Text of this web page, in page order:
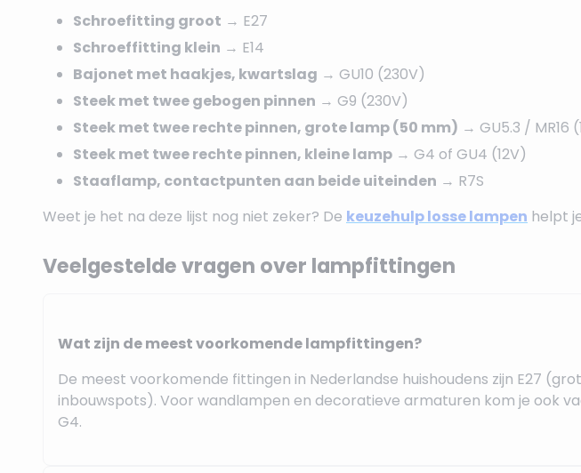
Schroefitting groot → E27
Schroeffitting klein → E14
Bajonet met haakjes, kwartslag → GU10 (230V)
Steek met twee gebogen pinnen → G9 (230V)
Steek met twee rechte pinnen, grote lamp (50 mm) → GU5.3 / MR16
Steek met twee rechte pinnen, kleine lamp → G4 of GU4 (12V)
Staaflamp, contactpunten aan beide uiteinden → R7S
Weet je het na deze lijst nog niet zeker? De keuzehulp losse lampen helpt
Veelgestelde vragen over lampfittingen
Wat zijn de meest voorkomende lampfittingen?
De meest voorkomende fittingen in Nederlandse huishoudens zijn E27
inbouwspots). Voor wandlampen en decoratieve armaturen kom je ook
G4.